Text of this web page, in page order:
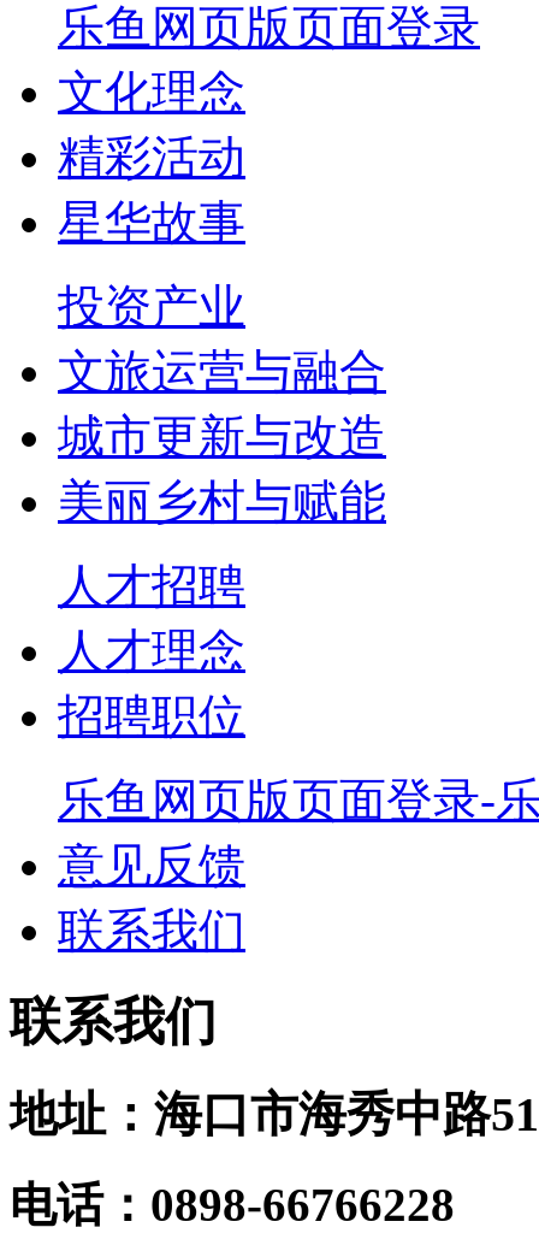
乐鱼网页版页面登录
文化理念
精彩活动
星华故事
投资产业
文旅运营与融合
城市更新与改造
美丽乡村与赋能
人才招聘
人才理念
招聘职位
乐鱼网页版页面登录-
意见反馈
联系我们
联系我们
地址：海口市海秀中路
电话：0898-66766228